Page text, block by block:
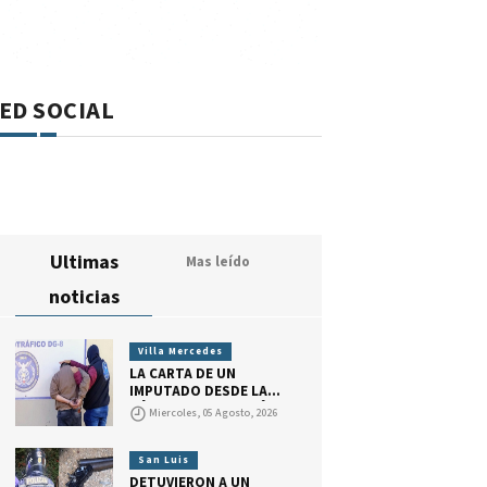
SOCIAL
Ultimas
noticias
Mas leído
Villa Mercedes
LA CARTA DE UN
IMPUTADO DESDE LA
CÁRCEL: RECONOCIÓ
HABER CONSEGUIDO
PERO DIJO QUE ACTUÓ
POR PEDIDO DE SU
Miercoles, 05 Agosto, 2026
San Luis
DETUVIERON A UN